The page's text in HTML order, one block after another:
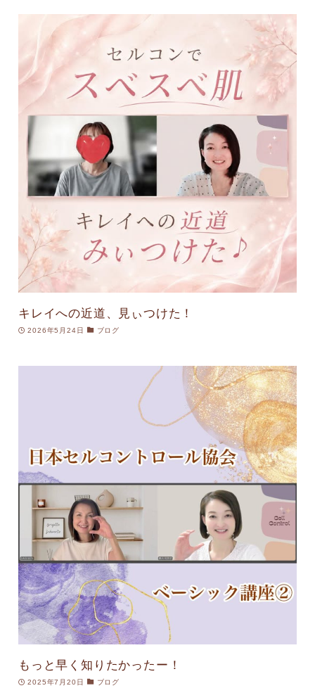
キレイへの近道、見ぃつけた！
2026年5月24日 ブログ
もっと早く知りたかったー！
2025年7月20日 ブログ